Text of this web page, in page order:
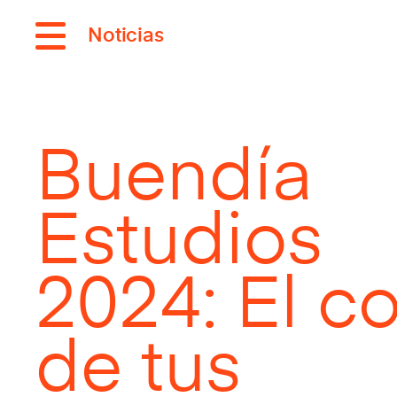
Noticias
Buendía
Estudios
2024: El
de tus